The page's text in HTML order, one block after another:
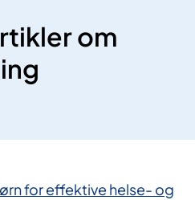
om
for effektive helse- og